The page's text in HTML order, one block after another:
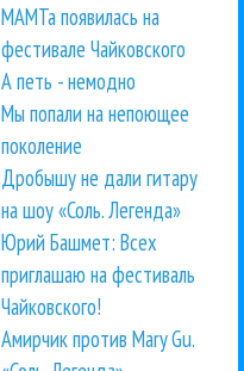
МАМТа появилась на
фестивале Чайковского
А петь - немодно
Мы попали на непоющее
поколение
Дробышу не дали гитару
на шоу «Соль. Легенда»
Юрий Башмет: Всех
приглашаю на фестиваль
Чайковского!
Амирчик против Mary Gu.